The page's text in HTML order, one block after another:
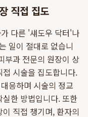
직접 집도
다른 '섀도우 닥터'나
일이 절대로 없습니
부과 전문의 원장이 상
시술을 집도합니다.
응하며 시술의 정교
한 방법입니다. 또한
직접 챙기며, 환자의